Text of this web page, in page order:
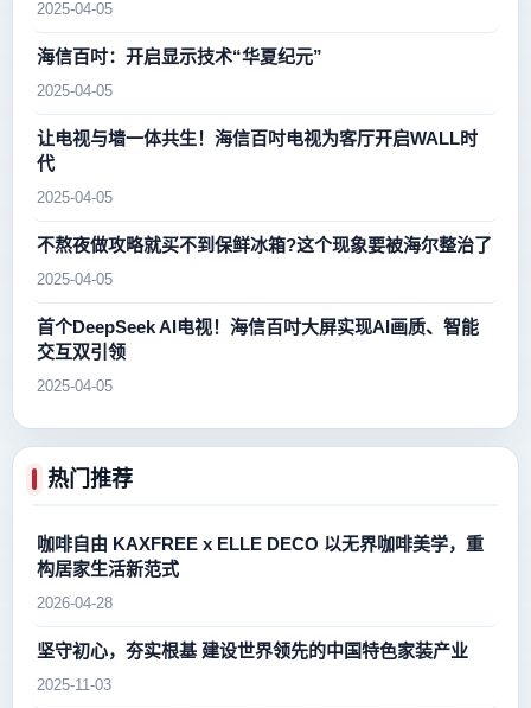
2025-04-05
海信百吋：开启显示技术“华夏纪元”
2025-04-05
让电视与墙一体共生！海信百吋电视为客厅开启WALL时
代
2025-04-05
不熬夜做攻略就买不到保鲜冰箱?这个现象要被海尔整治了
2025-04-05
首个DeepSeek AI电视！海信百吋大屏实现AI画质、智能
交互双引领
2025-04-05
热门推荐
咖啡自由 KAXFREE x ELLE DECO 以无界咖啡美学，重
构居家生活新范式
2026-04-28
坚守初心，夯实根基 建设世界领先的中国特色家装产业
2025-11-03